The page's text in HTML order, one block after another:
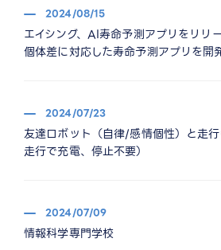
2024/08/15
エイシング、AI寿命予測アプリをリリ
個体差に対応した寿命予測アプリを開
2024/07/23
友達ロボット（自律/感情個性）と走
走行で充電、停止不要）
2024/07/09
情報科学専門学校